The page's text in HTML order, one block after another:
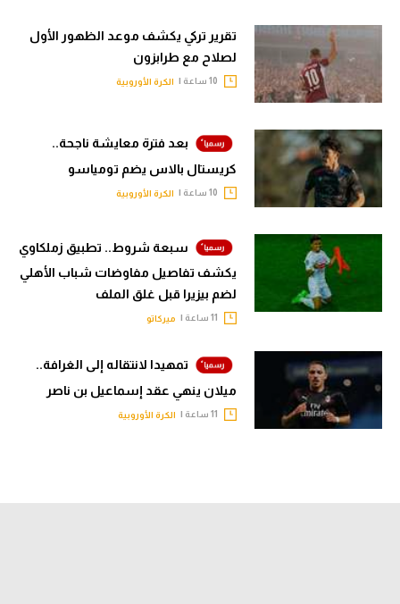
تقرير تركي يكشف موعد الظهور الأول
لصلاح مع طرابزون
الكرة الأوروبية
بعد فترة معايشة ناجحة..
كريستال بالاس يضم تومياسو
الكرة الأوروبية
سبعة شروط.. تطبيق زملكاوي
يكشف تفاصيل مفاوضات شباب الأهلي
لضم بيزيرا قبل غلق الملف
ميركاتو
تمهيدا لانتقاله إلى الغرافة..
ميلان ينهي عقد إسماعيل بن ناصر
الكرة الأوروبية